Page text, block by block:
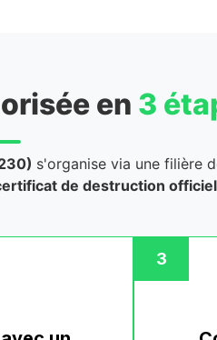
en 3
s'organise via une filière
de destruction officiel
3